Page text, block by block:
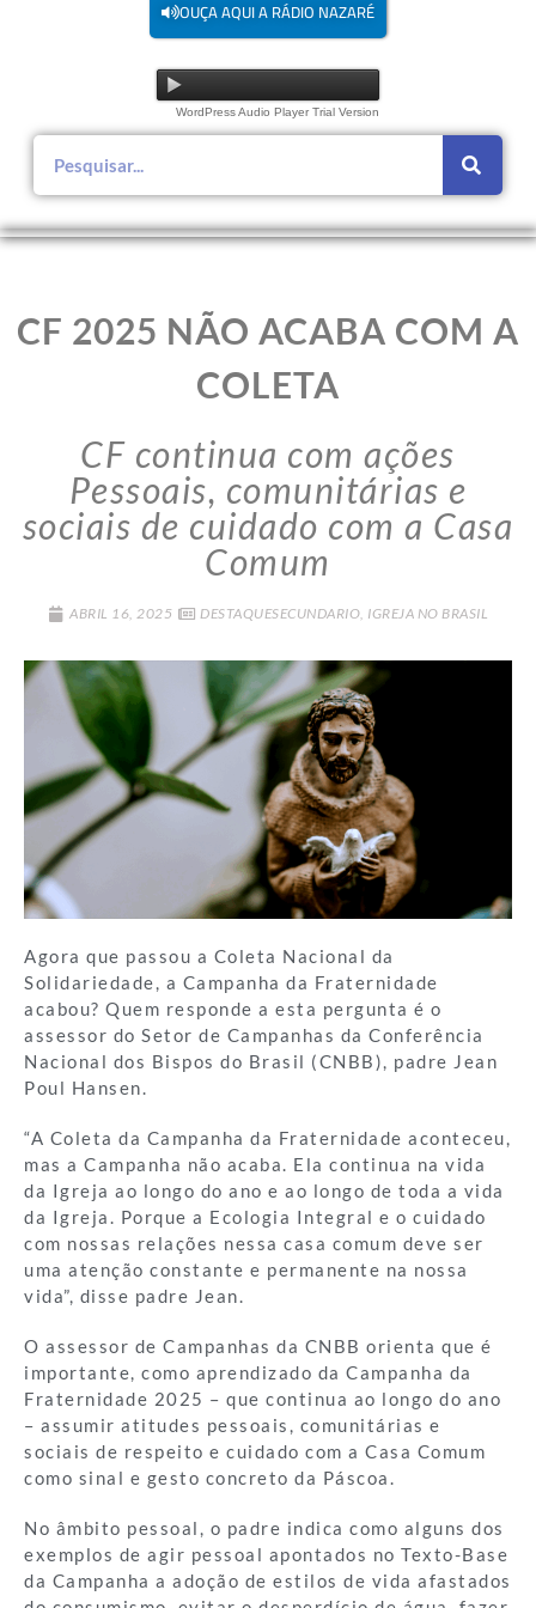
OUÇA AQUI A RÁDIO NAZARÉ
WordPress Audio Player Trial Version
CF 2025 NÃO ACABA COM A
COLETA
CF continua com ações
Pessoais, comunitárias e
sociais de cuidado com a Casa
Comum
ABRIL 16, 2025 DESTAQUESECUNDARIO, IGREJA NO BRASIL
Agora que passou a Coleta Nacional da
Solidariedade, a Campanha da Fraternidade
acabou? Quem responde a esta pergunta é o
assessor do Setor de Campanhas da Conferência
Nacional dos Bispos do Brasil (CNBB), padre Jean
Poul Hansen.
“A Coleta da Campanha da Fraternidade aconteceu,
mas a Campanha não acaba. Ela continua na vida
da Igreja ao longo do ano e ao longo de toda a vida
da Igreja. Porque a Ecologia Integral e o cuidado
com nossas relações nessa casa comum deve ser
uma atenção constante e permanente na nossa
vida”, disse padre Jean.
O assessor de Campanhas da CNBB orienta que é
importante, como aprendizado da Campanha da
Fraternidade 2025 – que continua ao longo do ano
– assumir atitudes pessoais, comunitárias e
sociais de respeito e cuidado com a Casa Comum
como sinal e gesto concreto da Páscoa.
No âmbito pessoal, o padre indica como alguns dos
exemplos de agir pessoal apontados no Texto-Base
da Campanha a adoção de estilos de vida afastados